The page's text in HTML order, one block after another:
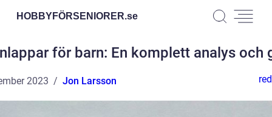
HOBBYFÖRSENIORER.se
för barn: En komplett analys och
2023 Jon Larsson